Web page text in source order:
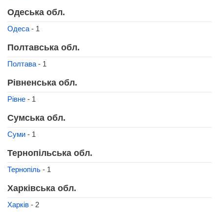
Одеська обл.
Одеса - 1
Полтавська обл.
Полтава - 1
Рівненська обл.
Рівне - 1
Сумська обл.
Суми - 1
Тернопільська обл.
Тернопіль - 1
Харківська обл.
Харків - 2